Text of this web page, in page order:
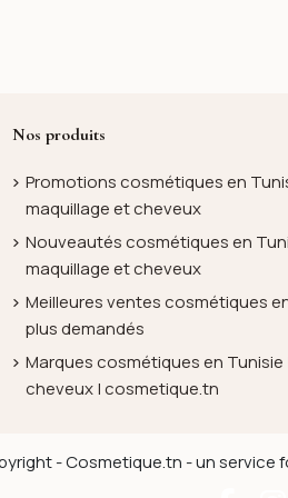
Nos produits
Promotions cosmétiques en
maquillage et cheveux
Nouveautés cosmétiques en
maquillage et cheveux
Meilleures ventes cosmétiques
plus demandés
Marques cosmétiques en Tunisie
cheveux | cosmetique.tn
- Cosmetique.tn - un service